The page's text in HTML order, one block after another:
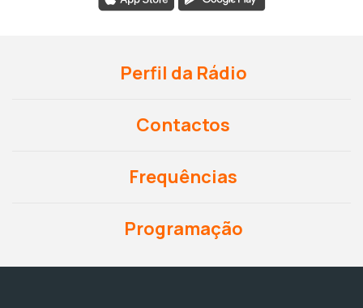
Perfil da Rádio
Contactos
Frequências
Programação